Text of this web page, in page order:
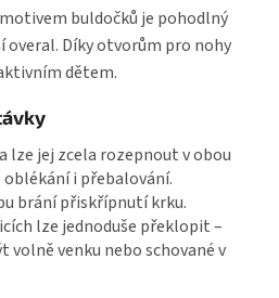
buldočků je pohodlný
overal. Díky otvorům pro nohy
dětem.
lze jej zcela rozepnout v obou
oblékání i přebalování.
brání přiskřípnutí krku.
lze jednoduše překlopit –
volně venku nebo schované v